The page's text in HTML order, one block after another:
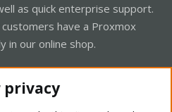
as quick enterprise support.
have a Proxmox
in our online shop.
privacy